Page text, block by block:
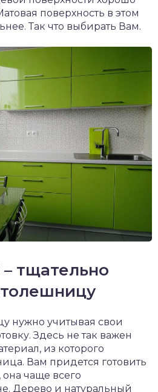
поверхность в этом
Так что выбирать Вам.
тщательно
нужно учитывая свои
Здесь не так важен
из которого
Вам придется готовить
она чаще всего
Дерево и натуральный